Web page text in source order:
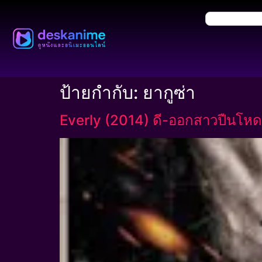
ป้ายกำกับ: ยากูซ่า
Everly (2014) ดี-ออกสาวปืนโหด